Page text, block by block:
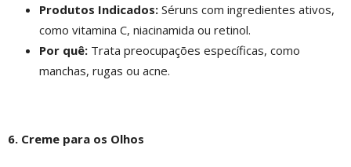
Produtos Indicados: Séruns com ingredientes ativos,
como vitamina C, niacinamida ou retinol.
Por quê: Trata preocupações específicas, como
manchas, rugas ou acne.
6. Creme para os Olhos